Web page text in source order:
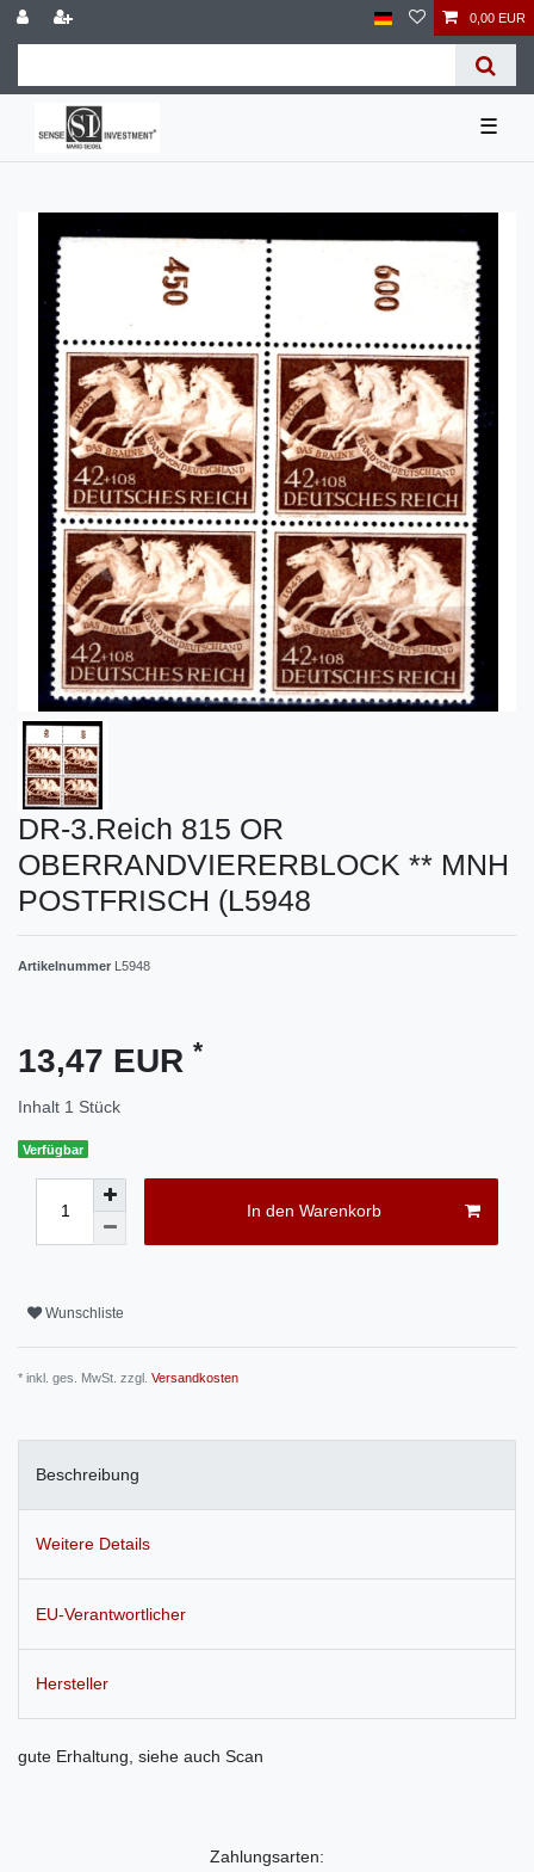
0,00 EUR
☰
DR-3.Reich 815 OR
OBERRANDVIERERBLOCK ** MNH
POSTFRISCH (L5948
Artikelnummer L5948
13,47 EUR *
Inhalt 1 Stück
Verfügbar
In den Warenkorb
Wunschliste
* inkl. ges. MwSt. zzgl. Versandkosten
Beschreibung
Weitere Details
EU-Verantwortlicher
Hersteller
gute Erhaltung, siehe auch Scan
Zahlungsarten: